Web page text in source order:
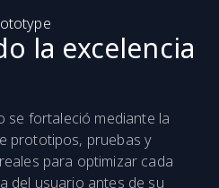
la excelencia
se fortaleció mediante la
prototipos, pruebas y
para optimizar cada
del usuario antes de su